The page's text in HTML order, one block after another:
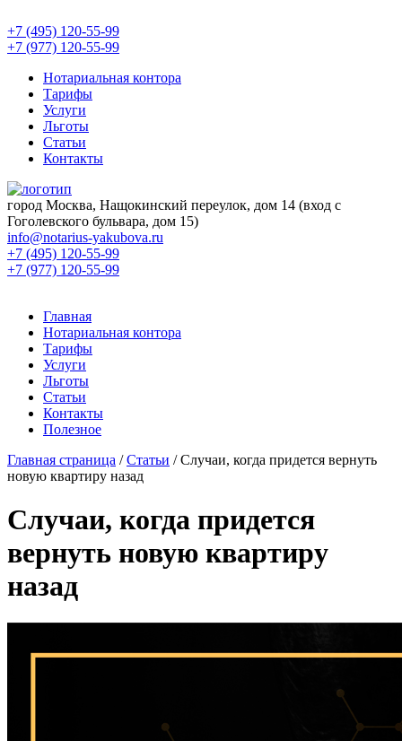
+7 (495) 120-55-99
+7 (977) 120-55-99
Нотариальная контора
Тарифы
Услуги
Льготы
Статьи
Контакты
город Москва, Нащокинский переулок, дом 14 (вход с
Гоголевского бульвара, дом 15)
info@notarius-yakubova.ru
+7 (495) 120-55-99
+7 (977) 120-55-99
Главная
Нотариальная контора
Тарифы
Услуги
Льготы
Статьи
Контакты
Полезное
Главная страница / Статьи / Случаи, когда придется вернуть
новую квартиру назад
Случаи, когда придется
вернуть новую квартиру
назад